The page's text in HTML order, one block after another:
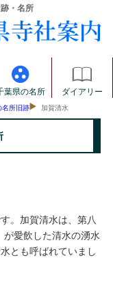
・名所
葉県の名所 ダイアリー
名所旧跡 加賀清水
。加賀清水は、第八
が愛飲した清水の湧水
とも呼ばれていまし